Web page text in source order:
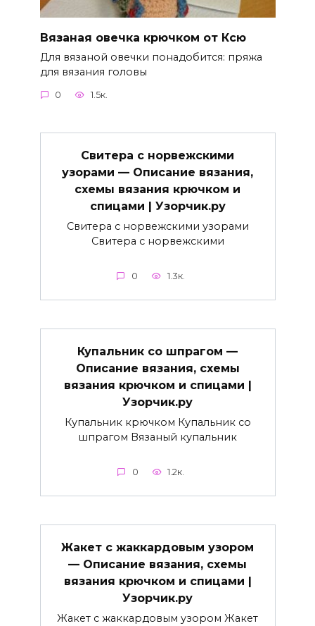
Вязаная овечка крючком от Ксю
Для вязаной овечки понадобится: пряжа
для вязания головы
0 1.5к.
Свитера с норвежскими
узорами — Описание вязания,
схемы вязания крючком и
спицами | Узорчик.ру
Свитера с норвежскими узорами
Свитера с норвежскими
0 1.3к.
Купальник со шпрагом —
Описание вязания, схемы
вязания крючком и спицами |
Узорчик.ру
Купальник крючком Купальник со
шпрагом Вязаный купальник
0 1.2к.
Жакет с жаккардовым узором
— Описание вязания, схемы
вязания крючком и спицами |
Узорчик.ру
Жакет с жаккардовым узором Жакет